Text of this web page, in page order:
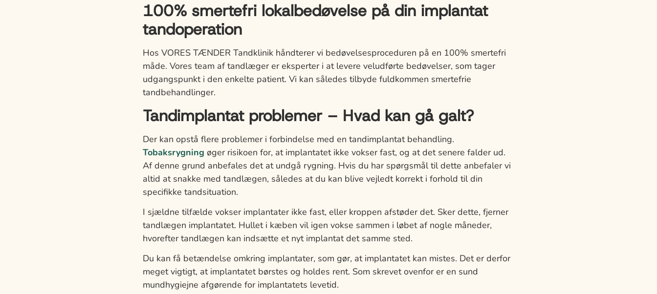
100% smertefri lokalbedøvelse på din implantat
tandoperation
Hos VORES TÆNDER Tandklinik håndterer vi bedøvelsesproceduren på en 100% smertefri
måde. Vores team af tandlæger er eksperter i at levere veludførte bedøvelser, som tager
udgangspunkt i den enkelte patient. Vi kan således tilbyde fuldkommen smertefrie
tandbehandlinger.
Tandimplantat problemer – Hvad kan gå galt?
Der kan opstå flere problemer i forbindelse med en tandimplantat behandling.
Tobaksrygning øger risikoen for, at implantatet ikke vokser fast, og at det senere falder ud.
Af denne grund anbefales det at undgå rygning. Hvis du har spørgsmål til dette anbefaler vi
altid at snakke med tandlægen, således at du kan blive vejledt korrekt i forhold til din
specifikke tandsituation.
I sjældne tilfælde vokser implantater ikke fast, eller kroppen afstøder det. Sker dette, fjerner
tandlægen implantatet. Hullet i kæben vil igen vokse sammen i løbet af nogle måneder,
hvorefter tandlægen kan indsætte et nyt implantat det samme sted.
Du kan få betændelse omkring implantater, som gør, at implantatet kan mistes. Det er derfor
meget vigtigt, at implantatet børstes og holdes rent. Som skrevet ovenfor er en sund
mundhygiejne afgørende for implantatets levetid.